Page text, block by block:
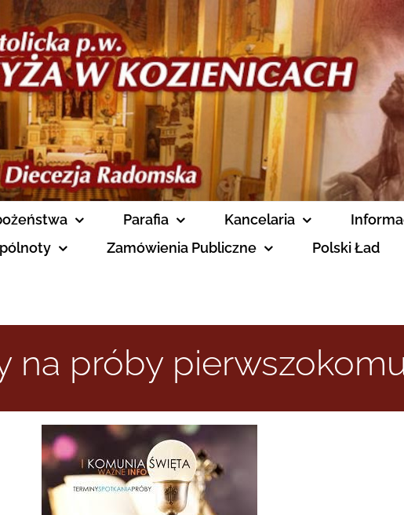
Parafia Kancelaria
Zamówienia Publiczne Polski Ład
na próby